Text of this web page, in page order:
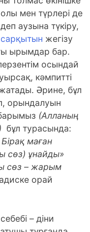
мен түрлері де
аузына түкіру,
сарқытын жегізу
ырымдар бар.
осындай
кәмпитті
Әрине, бұл
орындалуын
(Алланың
бұл турасында:
маған
сөз) ұнайды»
сөз – жарым
орай
– діни